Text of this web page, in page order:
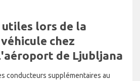
lors de la
chez
de Ljubljana
conducteurs supplémentaires au